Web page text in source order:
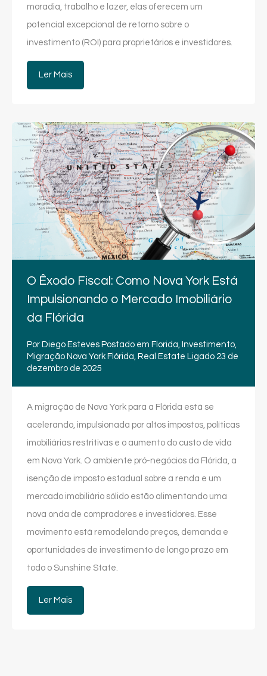
moradia, trabalho e lazer, elas oferecem um
potencial excepcional de retorno sobre o
investimento (ROI) para proprietários e investidores.
Ler Mais
O Êxodo Fiscal: Como Nova York Está
Impulsionando o Mercado Imobiliário
da Flórida
Por Diego Esteves Postado em Florida Investimento
Migração Nova York Flórida Real Estate Ligado 23 de
dezembro de 2025
A migração de Nova York para a Flórida está se
acelerando, impulsionada por altos impostos, políticas
imobiliárias restritivas e o aumento do custo de vida
em Nova York. O ambiente pró-negócios da Flórida, a
isenção de imposto estadual sobre a renda e um
mercado imobiliário sólido estão alimentando uma
nova onda de compradores e investidores. Esse
movimento está remodelando preços, demanda e
oportunidades de investimento de longo prazo em
todo o Sunshine State.
Ler Mais